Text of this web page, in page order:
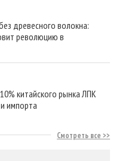
древесного волокна:
революцию в
китайского рынка ЛПК
импорта
Смотреть все